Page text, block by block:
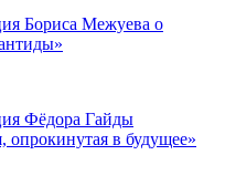
Бориса Межуева о
Фёдора Гайды
опрокинутая в будущее»